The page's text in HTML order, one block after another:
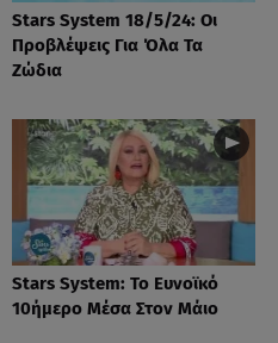
Stars System 18/5/24: Οι
Προβλέψεις Για Όλα Τα
Ζώδια
Stars System: Το Ευνοϊκό
10ήμερο Μέσα Στον Μάιο